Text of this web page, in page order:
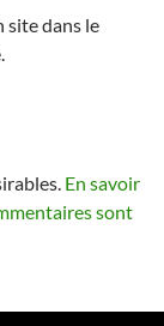
site dans le
En savoir
sont